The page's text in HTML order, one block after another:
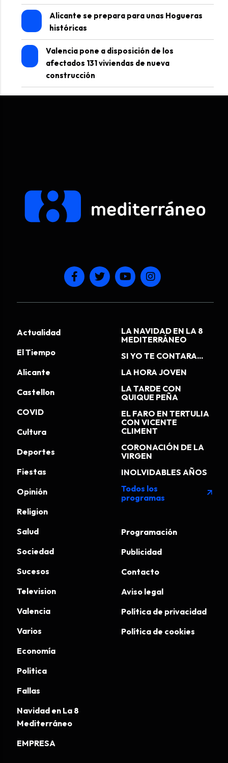
Alicante se prepara para unas Hogueras
históricas
Valencia pone a disposición de los
afectados 131 viviendas de nueva
construcción
Actualidad
El Tiempo
Alicante
Castellon
COVID
Cultura
Deportes
Fiestas
Opinión
Religion
Salud
Sociedad
Sucesos
Television
Valencia
Varios
Economía
Politica
Fallas
Navidad en La 8
Mediterráneo
EMPRESA
LA NAVIDAD EN LA 8
MEDITERRÁNEO
SI YO TE CONTARA...
LA HORA JOVEN
LA TARDE CON
QUIQUE PEÑA
EL FARO EN TERTULIA
CON VICENTE
CLIMENT
CORONACIÓN DE LA
VIRGEN
INOLVIDABLES AÑOS
Todos los
programas
arrow_outward
Programación
Publicidad
Contacto
Aviso legal
Política de privacidad
Política de cookies